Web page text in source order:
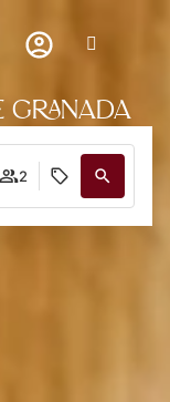
GRANADA
2